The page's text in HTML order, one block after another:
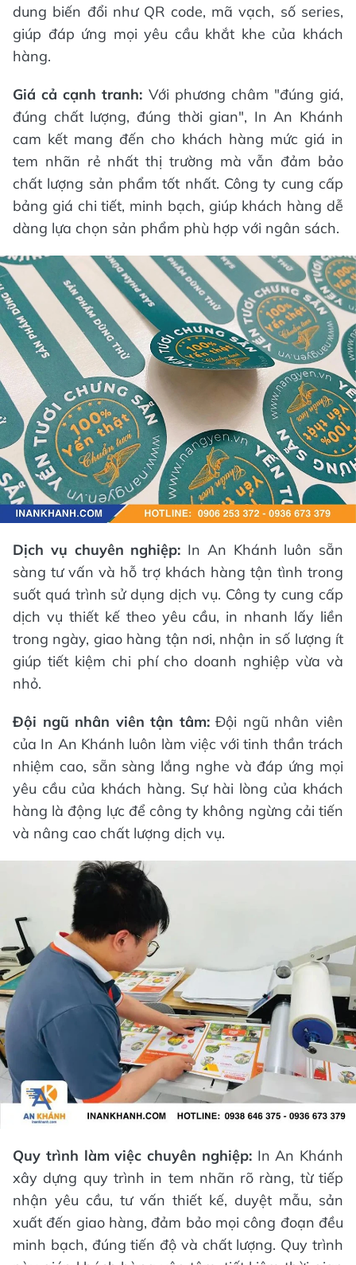
dung biến đổi như QR code, mã vạch, số series,
giúp đáp ứng mọi yêu cầu khắt khe của khách
hàng.
Giá cả cạnh tranh: Với phương châm "đúng giá,
đúng chất lượng, đúng thời gian", In An Khánh
cam kết mang đến cho khách hàng mức giá in
tem nhãn rẻ nhất thị trường mà vẫn đảm bảo
chất lượng sản phẩm tốt nhất. Công ty cung cấp
bảng giá chi tiết, minh bạch, giúp khách hàng dễ
dàng lựa chọn sản phẩm phù hợp với ngân sách.
Dịch vụ chuyên nghiệp: In An Khánh luôn sẵn
sàng tư vấn và hỗ trợ khách hàng tận tình trong
suốt quá trình sử dụng dịch vụ. Công ty cung cấp
dịch vụ thiết kế theo yêu cầu, in nhanh lấy liền
trong ngày, giao hàng tận nơi, nhận in số lượng ít
giúp tiết kiệm chi phí cho doanh nghiệp vừa và
nhỏ.
Đội ngũ nhân viên tận tâm:Đội ngũ nhân viên
của In An Khánh luôn làm việc với tinh thần trách
nhiệm cao, sẵn sàng lắng nghe và đáp ứng mọi
yêu cầu của khách hàng. Sự hài lòng của khách
hàng là động lực để công ty không ngừng cải tiến
và nâng cao chất lượng dịch vụ.
Quy trình làm việc chuyên nghiệp:In An Khánh
xây dựng quy trình in tem nhãn rõ ràng, từ tiếp
nhận yêu cầu, tư vấn thiết kế, duyệt mẫu, sản
xuất đến giao hàng, đảm bảo mọi công đoạn đều
minh bạch, đúng tiến độ và chất lượng. Quy trình